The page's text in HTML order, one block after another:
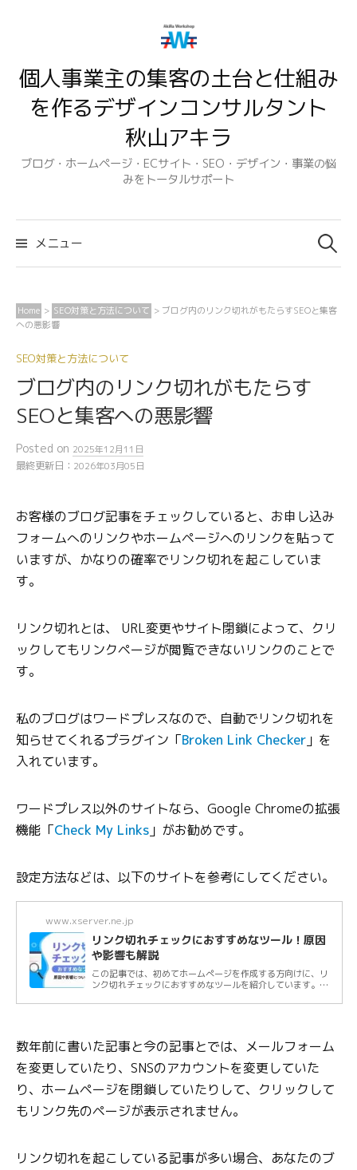
ン
キ
個人事業主の集客の土台と仕組み
を作るデザインコンサルタント
秋山アキラ
ブログ・ホームページ・ECサイト・SEO・デザイン・事業の悩
みをトータルサポート
メニュー
検
索:
Home > SEO対策と方法について > ブログ内のリンク切れがもたらすSEOと集客
への悪影響
SEO対策と方法について
ブログ内のリンク切れがもたらす
SEOと集客への悪影響
Posted on 2025年12月11日
最終更新日： 2026年03月05日
お客様のブログ記事をチェックしていると、お申し込み
フォームへのリンクやホームページへのリンクを貼って
いますが、かなりの確率でリンク切れを起こしていま
す。
リンク切れとは、 URL変更やサイト閉鎖によって、クリ
ックしてもリンクページが閲覧できないリンクのことで
す。
私のブログはワードプレスなので、自動でリンク切れを
知らせてくれるプラグイン「Broken Link Checker 」を
入れています。
ワードプレス以外のサイトなら、Google Chromeの拡張
機能「Check My Links 」がお勧めです。
設定方法などは、以下のサイトを参考にしてください。
www.xserver.ne.jp
リンク切れチェックにおすすめなツール！原因
や影響も解説
この記事では、初めてホームぺージを作成する方向けに、リ
ンク切れチェックにおすすめなツールを紹介しています。ツ
数年前に書いた記事と今の記事とでは、メールフォーム
を変更していたり、SNSのアカウントを変更していた
り、ホームページを閉鎖していたりして、クリックして
もリンク先のページが表示されません。
リンク切れを起こしている記事が多い場合、あなたのブ